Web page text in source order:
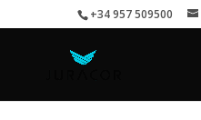
+34 957 509500